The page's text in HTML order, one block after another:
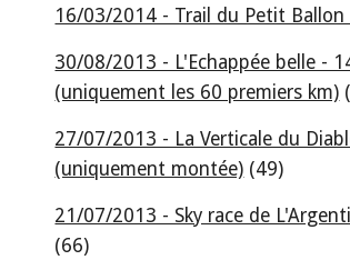
16/03/2014 - Trail du Petit
30/08/2013 - L'Echappée belle -
(uniquement les 60 premiers km)
27/07/2013 - La Verticale du
(uniquement montée) (49)
21/07/2013 - Sky race de
(66)